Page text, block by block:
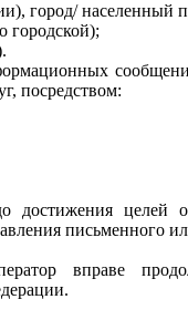
город/ населенный
городской);
посредством:
достижения
письменного
вправе